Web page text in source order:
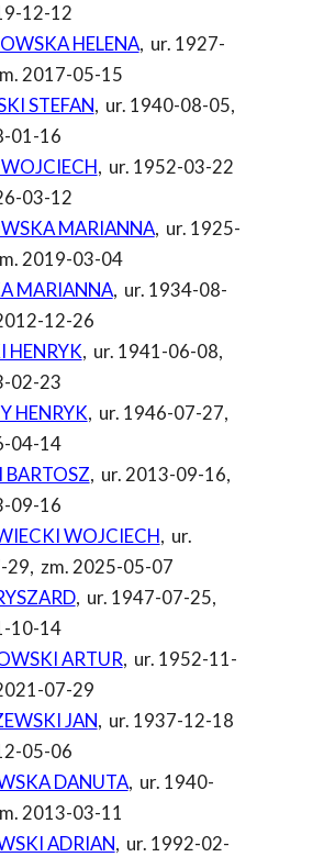
12-12
HELENA, ur. 1927-
2017-05-15
STEFAN, ur. 1940-08-05,
01-16
, ur. 1952-03-22
03-12
MARIANNA, ur. 1925-
2019-03-04
MARIANNA, ur. 1934-08-
12-26
HENRYK, ur. 1941-06-08,
02-23
HENRYK, ur. 1946-07-27,
04-14
BARTOSZ, ur. 2013-09-16,
09-16
WOJCIECH, ur.
29, zm. 2025-05-07
, ur. 1947-07-25,
10-14
ARTUR, ur. 1952-11-
07-29
JAN, ur. 1937-12-18
05-06
DANUTA, ur. 1940-
2013-03-11
ADRIAN, ur. 1992-02-